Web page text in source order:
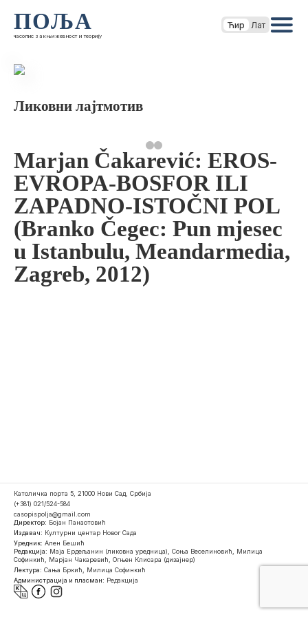
ПОЉА
часопис за књижевност и теорију
Ћир Лат
Ликовни лајтмотив
Marjan Čakarević: EROS-
EVROPA-BOSFOR ILI
ZAPADNO-ISTOČNI POL
(Branko Čegec: Pun mjesec
u Istanbulu, Meandarmedia,
Zagreb, 2012)
Католичка порта 5, 21000 Нови Сад, Србија
(+381) 021/524-584
casopispolja@gmail.com
Директор: Бојан Панаотовић
Издавач: Културни центар Новог Сада
Уредник: Ален Бешић
Редакција: Маја Ердељанин (ликовна уредница), Соња Веселиновић, Милица
Софинкић, Марјан Чакаревић, Огњен Клисара (дизајнер)
Лектура: Сања Бркић, Милица Софинкић
Администрација и пласман: Редакција